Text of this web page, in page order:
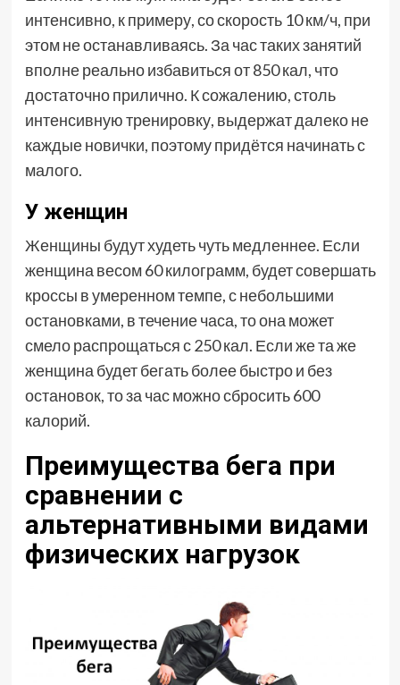
интенсивно, к примеру, со скорость 10 км/ч, при
этом не останавливаясь. За час таких занятий
вполне реально избавиться от 850 кал, что
достаточно прилично. К сожалению, столь
интенсивную тренировку, выдержат далеко не
каждые новички, поэтому придётся начинать с
малого.
У женщин
Женщины будут худеть чуть медленнее. Если
женщина весом 60 килограмм, будет совершать
кроссы в умеренном темпе, с небольшими
остановками, в течение часа, то она может
смело распрощаться с 250 кал. Если же та же
женщина будет бегать более быстро и без
остановок, то за час можно сбросить 600
калорий.
Преимущества бега при
сравнении с
альтернативными видами
физических нагрузок